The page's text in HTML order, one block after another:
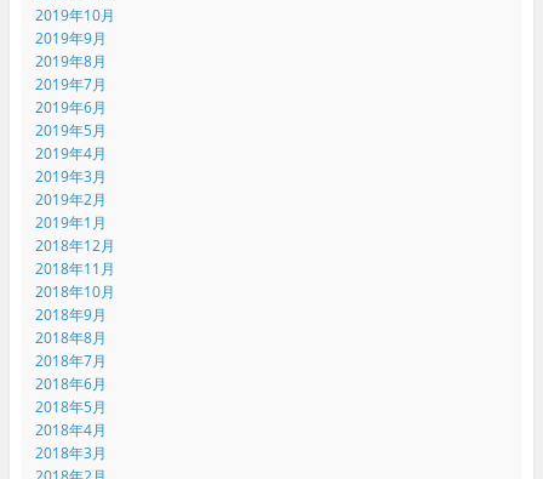
2019年10月
2019年9月
2019年8月
2019年7月
2019年6月
2019年5月
2019年4月
2019年3月
2019年2月
2019年1月
2018年12月
2018年11月
2018年10月
2018年9月
2018年8月
2018年7月
2018年6月
2018年5月
2018年4月
2018年3月